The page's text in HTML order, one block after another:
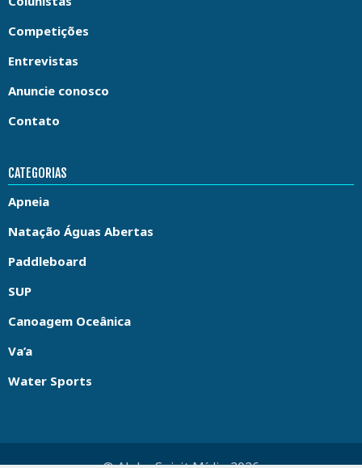
Competições
Entrevistas
Anuncie conosco
Contato
CATEGORIAS
Apneia
Natação Águas Abertas
Paddleboard
SUP
Canoagem Oceânica
Va’a
Water Sports